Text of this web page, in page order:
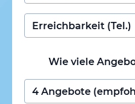
Wie viele